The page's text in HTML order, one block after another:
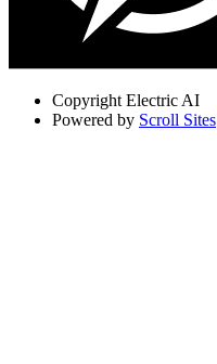
Copyright Electric AI
Powered by Scroll Sites